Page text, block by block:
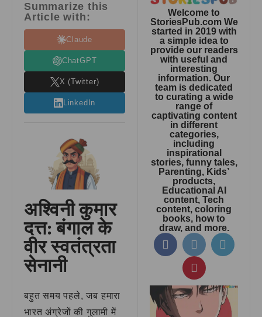
Summarize this
Article with:
Claude
ChatGPT
X (Twitter)
LinkedIn
अश्विनी कुमार
दत्त: बंगाल के
वीर स्वतंत्रता
सेनानी
बहुत समय पहले, जब हमारा
भारत अंग्रेजों की गुलामी में
Welcome to
StoriesPub.com We
started in 2019 with
a simple idea to
provide our readers
with useful and
interesting
information. Our
team is dedicated
to curating a wide
range of
captivating content
in different
categories,
including
inspirational
stories, funny tales,
Parenting, Kids’
products,
Educational AI
content, Tech
content, coloring
books, how to
draw, and more.